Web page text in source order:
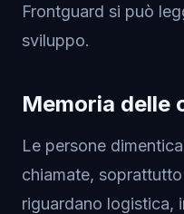
Frontguard si può
sviluppo.
Memoria delle
Le persone
chiamate,
riguardano logistica,